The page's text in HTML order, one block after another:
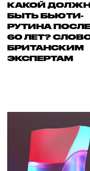
КАКОЙ
БЫТЬ БЬЮТИ-
РУТИНА ПОСЛЕ
60 ЛЕТ?
БРИТАНСКИМ
ЭКСПЕРТАМ